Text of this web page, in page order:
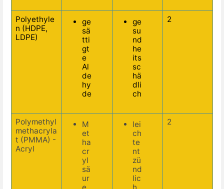
Polyethyle
n (HDPE,
LDPE)
ge
sä
tti
gt
e
Al
de
hy
de
ge
su
nd
he
its
sc
hä
dli
ch
2
Polymethyl
methacryla
t (PMMA) -
Acryl
M
et
ha
cr
yl
sä
ur
lei
ch
te
nt
zü
nd
lic
2